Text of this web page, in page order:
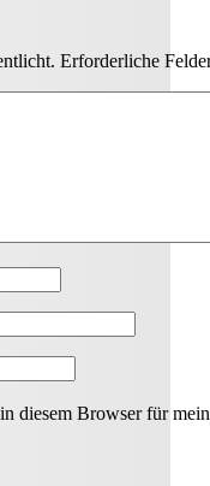
Erforderliche
diesem Browser für